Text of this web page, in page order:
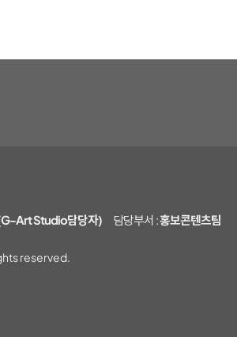
Art Studio담당자) 담당부서 :홍보콘텐츠팀
reserved.